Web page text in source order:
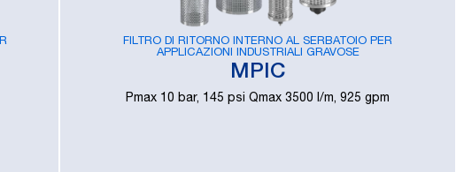
FILTRO DI RITORNO INTERNO AL SERBATOIO PER
APPLICAZIONI INDUSTRIALI GRAVOSE
MPIC
Pmax 10 bar, 145 psi Qmax 3500 l/m, 925 gpm